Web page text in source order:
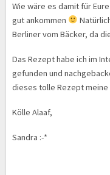
Wie wäre es damit für
gut ankommen
Berliner vom Bäcker, da
Das Rezept habe ich im
gefunden und
dieses tolle Rezept
Kölle Alaaf,
Sandra :-*